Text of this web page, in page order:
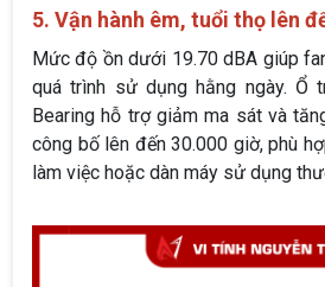
5. Vận hành êm, tuổi thọ lên
Mức độ ồn dưới 19.70 dBA giúp
quá trình sử dụng hằng ngày. Ổ
Bearing hỗ trợ giảm ma sát và
công bố lên đến 30.000 giờ, phù
làm việc hoặc dàn máy sử dụng